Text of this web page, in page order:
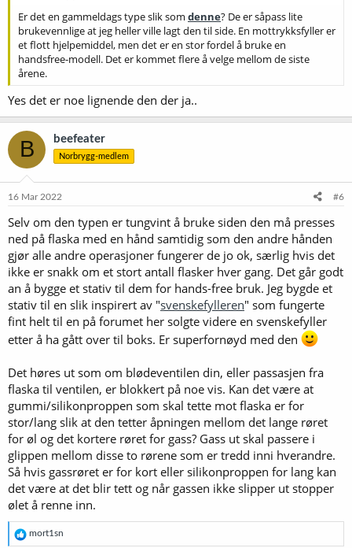
Er det en gammeldags type slik som denne? De er såpass lite
brukevennlige at jeg heller ville lagt den til side. En mottrykksfyller er
et flott hjelpemiddel, men det er en stor fordel å bruke en
handsfree-modell. Det er kommet flere å velge mellom de siste
årene.
Yes det er noe lignende den der ja..
B beefeater
Norbrygg-medlem
16 Mar 2022 #6
Selv om den typen er tungvint å bruke siden den må presses
ned på flaska med en hånd samtidig som den andre hånden
gjør alle andre operasjoner fungerer de jo ok, særlig hvis det
ikke er snakk om et stort antall flasker hver gang. Det går godt
an å bygge et stativ til dem for hands-free bruk. Jeg bygde et
stativ til en slik inspirert av "svenskefylleren" som fungerte
fint helt til en på forumet her solgte videre en svenskefyller
etter å ha gått over til boks. Er superfornøyd med den
Det høres ut som om blødeventilen din, eller passasjen fra
flaska til ventilen, er blokkert på noe vis. Kan det være at
gummi/silikonproppen som skal tette mot flaska er for
stor/lang slik at den tetter åpningen mellom det lange røret
for øl og det kortere røret for gass? Gass ut skal passere i
glippen mellom disse to rørene som er tredd inni hverandre.
Så hvis gassrøret er for kort eller silikonproppen for lang kan
det være at det blir tett og når gassen ikke slipper ut stopper
ølet å renne inn.
R
e
mort1sn